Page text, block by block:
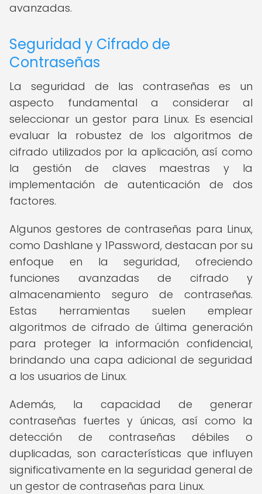
avanzadas.
Seguridad y Cifrado de
Contraseñas
La seguridad de las contraseñas es un
aspecto fundamental a considerar al
seleccionar un gestor para Linux. Es esencial
evaluar la robustez de los algoritmos de
cifrado utilizados por la aplicación, así como
la gestión de claves maestras y la
implementación de autenticación de dos
factores.
Algunos gestores de contraseñas para Linux,
como Dashlane y 1Password, destacan por su
enfoque en la seguridad, ofreciendo
funciones avanzadas de cifrado y
almacenamiento seguro de contraseñas.
Estas herramientas suelen emplear
algoritmos de cifrado de última generación
para proteger la información confidencial,
brindando una capa adicional de seguridad
a los usuarios de Linux.
Además, la capacidad de generar
contraseñas fuertes y únicas, así como la
detección de contraseñas débiles o
duplicadas, son características que influyen
significativamente en la seguridad general de
un gestor de contraseñas para Linux.